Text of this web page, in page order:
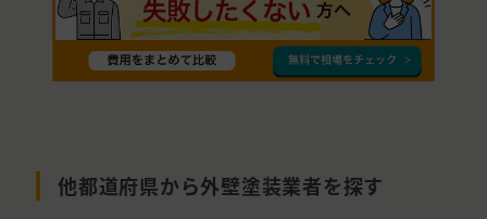
他都道府県から外壁塗装業者を探す